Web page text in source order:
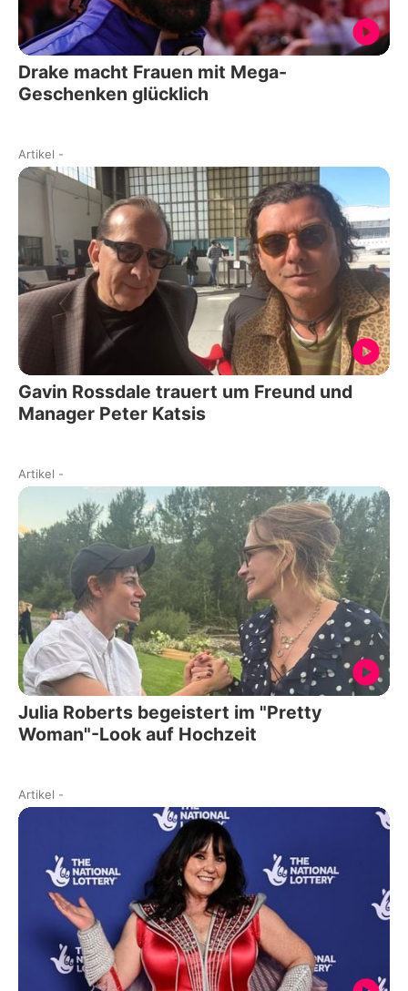
Drake macht Frauen mit Mega-
Geschenken glücklich
Artikel -
Gavin Rossdale trauert um Freund und
Manager Peter Katsis
Artikel -
Julia Roberts begeistert im "Pretty
Woman"-Look auf Hochzeit
Artikel -